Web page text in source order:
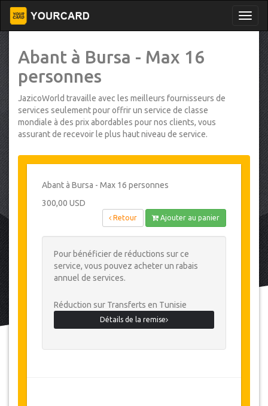
Abant à Bursa - Max 16
personnes
JazicoWorld travaille avec les meilleurs fournisseurs de
services seulement pour offrir un service de classe
mondiale à des prix abordables pour nos clients, vous
assurant de recevoir le plus haut niveau de service.
Abant à Bursa - Max 16 personnes
300,00 USD
Retour Ajouter au panier
Pour bénéficier de réductions sur ce
service, vous pouvez acheter un rabais
annuel de services.
Réduction sur Transferts en Tunisie
Détails de la remise